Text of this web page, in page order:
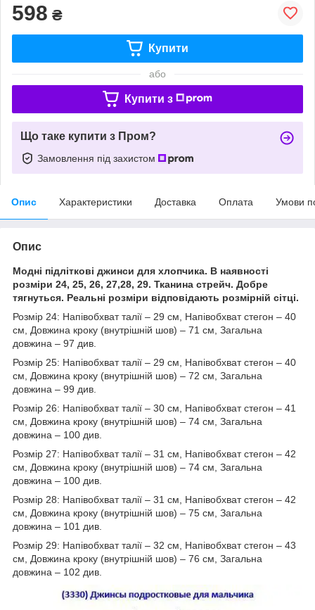
598 ₴
Купити
або
Купити з
Що таке купити з Пром?
Замовлення під захистом
Опис Характеристики Доставка Оплата Умови
Опис
Модні підліткові джинси для хлопчика. В наявності
розміри 24, 25, 26, 27,28, 29. Тканина стрейч. Добре
тягнуться. Реальні розміри відповідають розмірній сітці.
Розмір 24: Напівобхват талії – 29 см, Напівобхват стегон – 40
см, Довжина кроку (внутрішній шов) – 71 см, Загальна
довжина – 97 див.
Розмір 25: Напівобхват талії – 29 см, Напівобхват стегон – 40
см, Довжина кроку (внутрішній шов) – 72 см, Загальна
довжина – 99 див.
Розмір 26: Напівобхват талії – 30 см, Напівобхват стегон – 41
см, Довжина кроку (внутрішній шов) – 74 см, Загальна
довжина – 100 див.
Розмір 27: Напівобхват талії – 31 см, Напівобхват стегон – 42
см, Довжина кроку (внутрішній шов) – 74 см, Загальна
довжина – 100 див.
Розмір 28: Напівобхват талії – 31 см, Напівобхват стегон – 42
см, Довжина кроку (внутрішній шов) – 75 см, Загальна
довжина – 101 див.
Розмір 29: Напівобхват талії – 32 см, Напівобхват стегон – 43
см, Довжина кроку (внутрішній шов) – 76 см, Загальна
довжина – 102 див.